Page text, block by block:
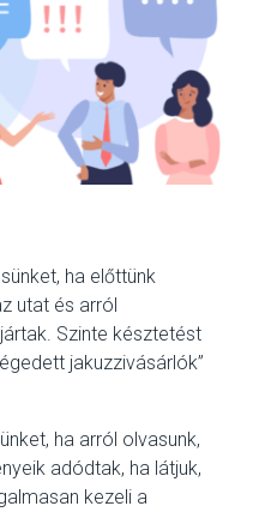
ha előttünk
utat és arról
Szinte késztetést
jakuzzivásárlók”
ha arról olvasunk,
adódtak, ha látjuk,
kezeli a